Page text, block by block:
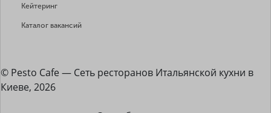
Кейтеринг
Каталог вакансий
© Pesto Cafe — Сеть ресторанов Итальянской кухни в
Киеве, 2026